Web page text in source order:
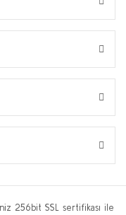
256bit SSL sertifikası ile